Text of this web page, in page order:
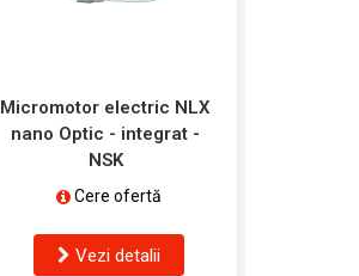
Micromotor electric NLX
nano Optic - integrat -
NSK
Cere ofertă
Vezi detalii